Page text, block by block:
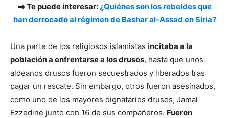
➡️ Te puede interesar: ¿Quiénes son los rebeldes que
han derrocado al régimen de Bashar al-Assad en Siria?
Una parte de los religiosos islamistas incitaba a la
población a enfrentarse a los drusos, hasta que unos
aldeanos drusos fueron secuestrados y liberados tras
pagar un rescate. Sin embargo, otros fueron asesinados,
como uno de los mayores dignatarios drusos, Jamal
Ezzedine junto con 16 de sus compañeros. Fueron